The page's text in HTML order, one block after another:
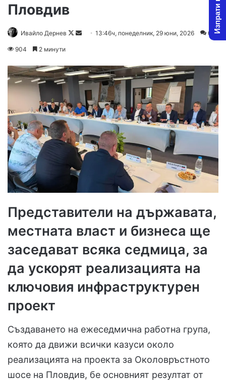
Пловдив
Ивайло Дернев
Follow
Send13:46ч, понеделник, 29 юни, 2026 0
904 2 минути
Представители на държавата,
местната власт и бизнеса ще
заседават всяка седмица, за
да ускорят реализацията на
ключовия инфраструктурен
проект
Създаването на ежеседмична работна група,
която да движи всички казуси около
реализацията на проекта за Околовръстното
шосе на Пловдив, бе основният резултат от